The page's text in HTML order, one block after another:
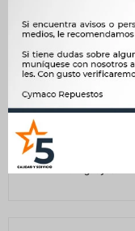
FUSIBLE - ANM
GRAL BATERIA -
$292 $ 299